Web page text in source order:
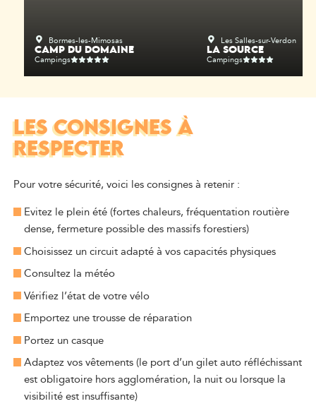
Bormes-les-Mimosas
CAMP DU DOMAINE
Campings
Les Salles-sur-Verdon
LA SOURCE
Campings
LES CONSIGNES À
RESPECTER
Pour votre sécurité, voici les consignes à retenir :
Evitez le plein été (fortes chaleurs, fréquentation routière
dense, fermeture possible des massifs forestiers)
Choisissez un circuit adapté à vos capacités physiques
Consultez la météo
Vérifiez l’état de votre vélo
Emportez une trousse de réparation
Portez un casque
Adaptez vos vêtements (le port d’un gilet auto réfléchissant
est obligatoire hors agglomération, la nuit ou lorsque la
visibilité est insuffisante)